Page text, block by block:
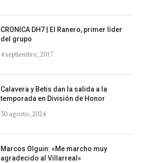
CRONICA DH7 | El Ranero, primer líder
del grupo
4 septiembre, 2017
Calavera y Betis dan la salida a la
temporada en División de Honor
30 agosto, 2024
Marcos Olguin: «Me marcho muy
agradecido al Villarreal»